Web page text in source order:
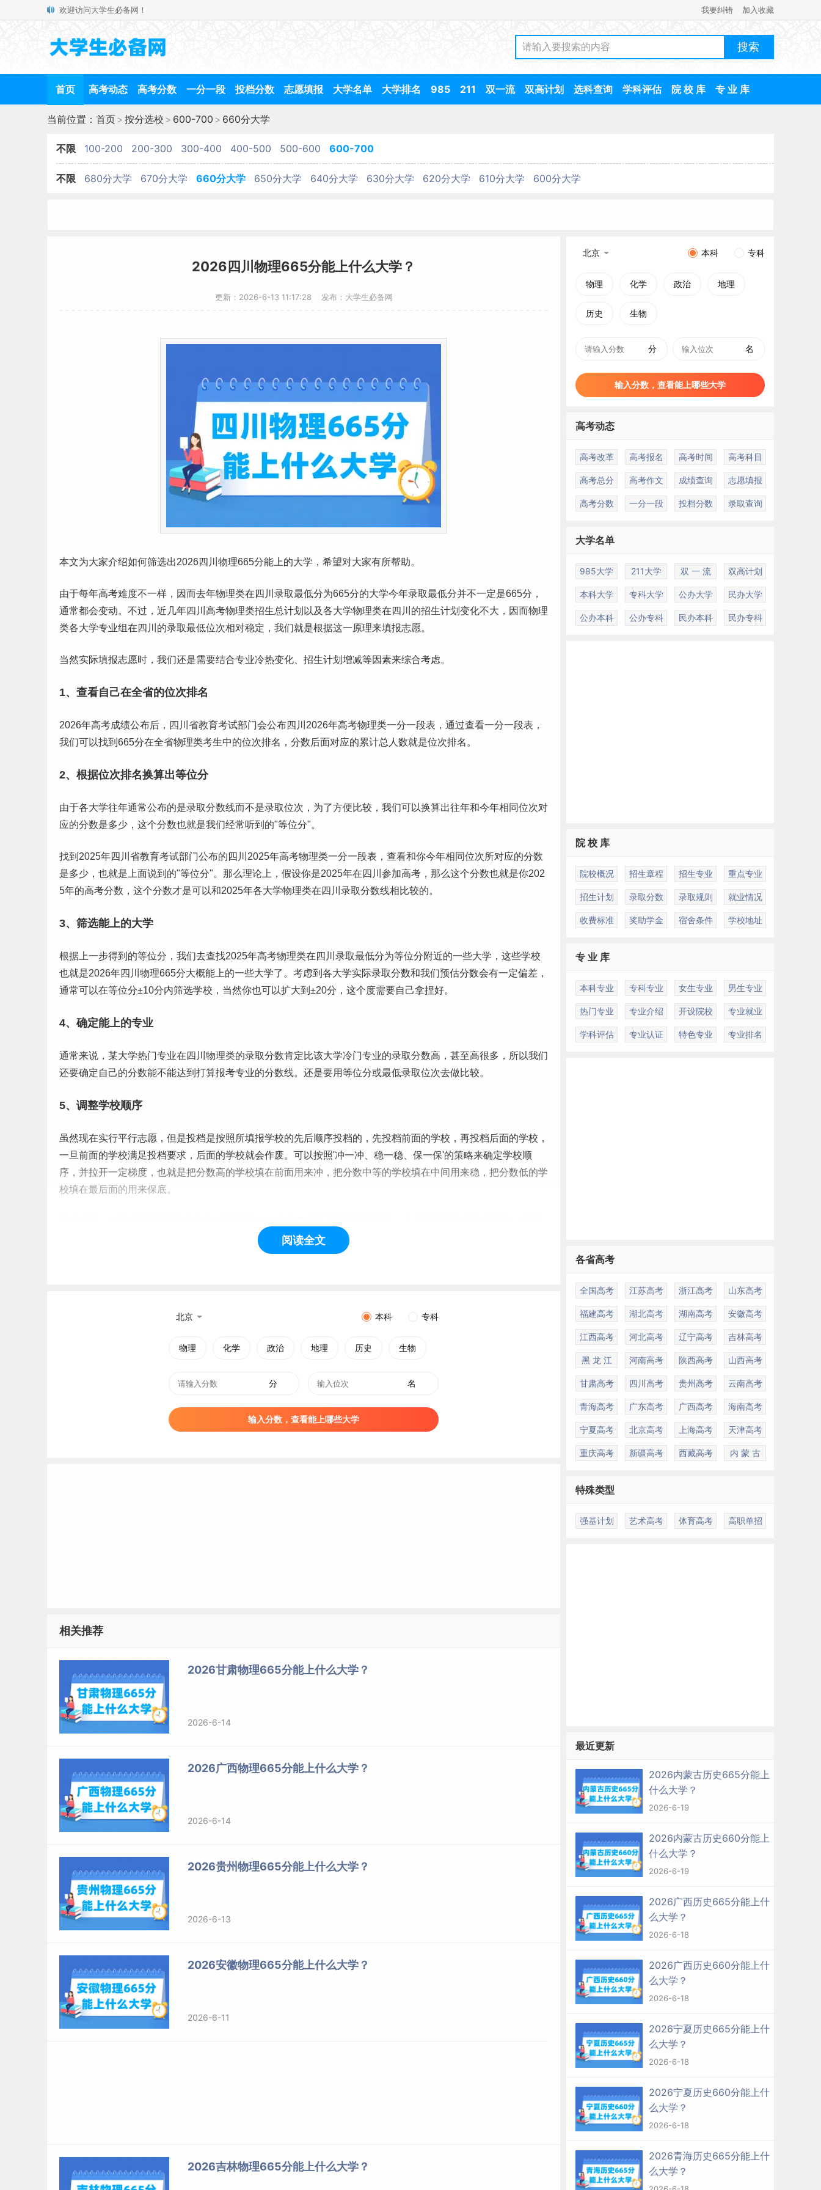
欢迎访问大学生必备网！ 我要纠错 加入收藏
首页 高考动态 高考分数 一分一段 投档分数 志愿填报 大学名单 大学排名 985 211 双一流 双高计划 选科查询 学科评估 院 校 库 专 业 库
当前位置： 首页> 按分选校 > 600-700 > 660分大学
不限 100-200 200-300 300-400 400-500 500-600 600-700
不限 680分大学 670分大学 660分大学 650分大学 640分大学 630分大学 620分大学 610分大学 600分大学
2026四川物理665分能上什么大学？
更新：2026-6-13 11:17:28 发布：大学生必备网
本文为大家介绍如何筛选出2026四川 物理665分能上的大学，希望对大家有所帮助。
由于每年高考难度不一样，因而去年物理类在四川录取最低分为665分的大学今年录取最低分并不一定是665分，
通常都会变动。不过，近几年四川高考物理类招生总计划以及各大学物理类在四川的招生计划变化不大，因而物理
类各大学专业组在四川的录取最低位次相对稳定，我们就是根据这一原理来填报志愿。
当然实际填报志愿时，我们还是需要结合专业冷热变化、招生计划增减等因素来综合考虑。
1、查看自己在全省的位次排名
2026年高考成绩公布后，四川省教育考试部门会公布四川2026年高考物理类一分一段表 ，通过查看一分一段表，
我们可以找到665分在全省物理类考生中的位次排名，分数后面对应的累计总人数就是位次排名。
2、根据位次排名换算出等位分
由于各大学往年通常公布的是录取分数线而不是录取位次，为了方便比较，我们可以换算出往年和今年相同位次对
应的分数是多少，这个分数也就是我们经常听到的"等位分"。
找到2025年四川省教育考试部门公布的四川2025年高考物理类一分一段表，查看和你今年相同位次所对应的分数
是多少，也就是上面说到的"等位分"。那么理论上，假设你是2025年在四川参加高考，那么这个分数也就是你202
5年的高考分数，这个分数才是可以和2025年各大学物理类在四川录取分数线相比较的。
3、筛选能上的大学
根据上一步得到的等位分，我们去查找2025年高考物理类在四川录取最低分为等位分附近的一些大学，这些学校
也就是2026年四川物理665分大概能上的一些大学了。考虑到各大学实际录取分数和我们预估分数会有一定偏差，
通常可以在等位分±10分内筛选学校，当然你也可以扩大到±20分，这个度需要自己拿捏好。
4、确定能上的专业
通常来说，某大学热门专业在四川物理类的录取分数肯定比该大学冷门专业的录取分数高，甚至高很多，所以我们
还要确定自己的分数能不能达到打算报考专业的分数线。还是要用等位分或最低录取位次去做比较。
5、调整学校顺序
虽然现在实行平行志愿 ，但是投档是按照所填报学校的先后顺序投档的，先投档前面的学校，再投档后面的学校，
一旦前面的学校满足投档要求，后面的学校就会作废。可以按照'冲一冲、稳一稳、保一保'的策略来确定学校顺
序，并拉开一定梯度，也就是把分数高的学校填在前面用来冲，把分数中等的学校填在中间用来稳，把分数低的学
校填在最后面的用来保底。
看该学校2026年物理类在四川的招生计划、往年物理类在四川的录取分数等信息，而不是看学校所在省份的信
阅读全文
北京 本科 专科
物理 化学 政治 地理 历史 生物
分 名
输入分数，查看能上哪些大学
相关推荐
2026甘肃物理665分能上什么大学？
2026-6-14
2026广西物理665分能上什么大学？
2026-6-14
2026贵州物理665分能上什么大学？
2026-6-13
2026安徽物理665分能上什么大学？
2026-6-11
2026吉林物理665分能上什么大学？
北京 本科 专科
物理 化学 政治 地理
历史 生物
分 名
输入分数，查看能上哪些大学
高考动态
高考改革 高考报名 高考时间 高考科目
高考总分 高考作文 成绩查询 志愿填报
高考分数 一分一段 投档分数 录取查询
大学名单
985大学 211大学 双 一 流 双高计划
本科大学 专科大学 公办大学 民办大学
公办本科 公办专科 民办本科 民办专科
院 校 库
院校概况 招生章程 招生专业 重点专业
招生计划 录取分数 录取规则 就业情况
收费标准 奖助学金 宿舍条件 学校地址
专 业 库
本科专业 专科专业 女生专业 男生专业
热门专业 专业介绍 开设院校 专业就业
学科评估 专业认证 特色专业 专业排名
各省高考
全国高考 江苏高考 浙江高考 山东高考
福建高考 湖北高考 湖南高考 安徽高考
江西高考 河北高考 辽宁高考 吉林高考
黑 龙 江 河南高考 陕西高考 山西高考
甘肃高考 四川高考 贵州高考 云南高考
青海高考 广东高考 广西高考 海南高考
宁夏高考 北京高考 上海高考 天津高考
重庆高考 新疆高考 西藏高考 内 蒙 古
特殊类型
强基计划 艺术高考 体育高考 高职单招
最近更新
2026内蒙古历史665分能上
什么大学？
2026-6-19
2026内蒙古历史660分能上
什么大学？
2026-6-19
2026广西历史665分能上什
么大学？
2026-6-18
2026广西历史660分能上什
么大学？
2026-6-18
2026宁夏历史665分能上什
么大学？
2026-6-18
2026宁夏历史660分能上什
么大学？
2026-6-18
2026青海历史665分能上什
么大学？